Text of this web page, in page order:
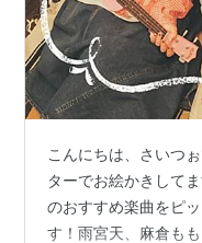
こんにちは、さいつ
ターでお絵かきして
のおすすめ楽曲をピ
す！雨宮天、麻倉も